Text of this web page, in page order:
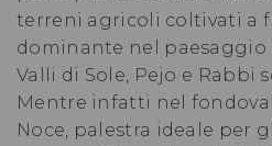
terreni agricoli coltivati a
dominante nel paesaggio
Valli di Sole, Pejo e Rabbi
Mentre infatti nel
Noce, palestra ideale per